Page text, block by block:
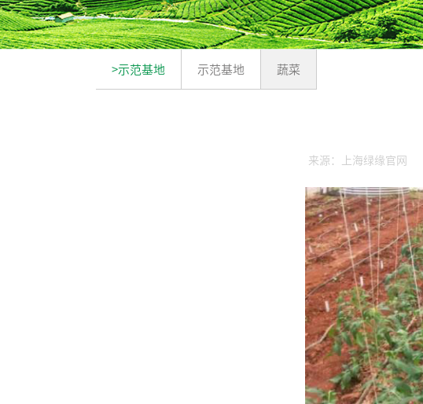
>示范基地 示范基地 蔬菜
来源：上海绿缘官网